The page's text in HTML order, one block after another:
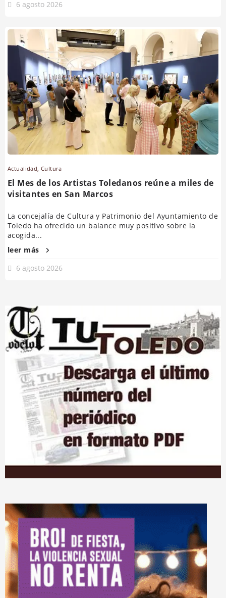
6 agosto 2026
Actualidad,Cultura
El Mes de los Artistas Toledanos reúne a miles de
visitantes en San Marcos
La concejalía de Cultura y Patrimonio del Ayuntamiento de
Toledo ha ofrecido un balance muy positivo sobre la
acogida...
leer más
6 agosto 2026